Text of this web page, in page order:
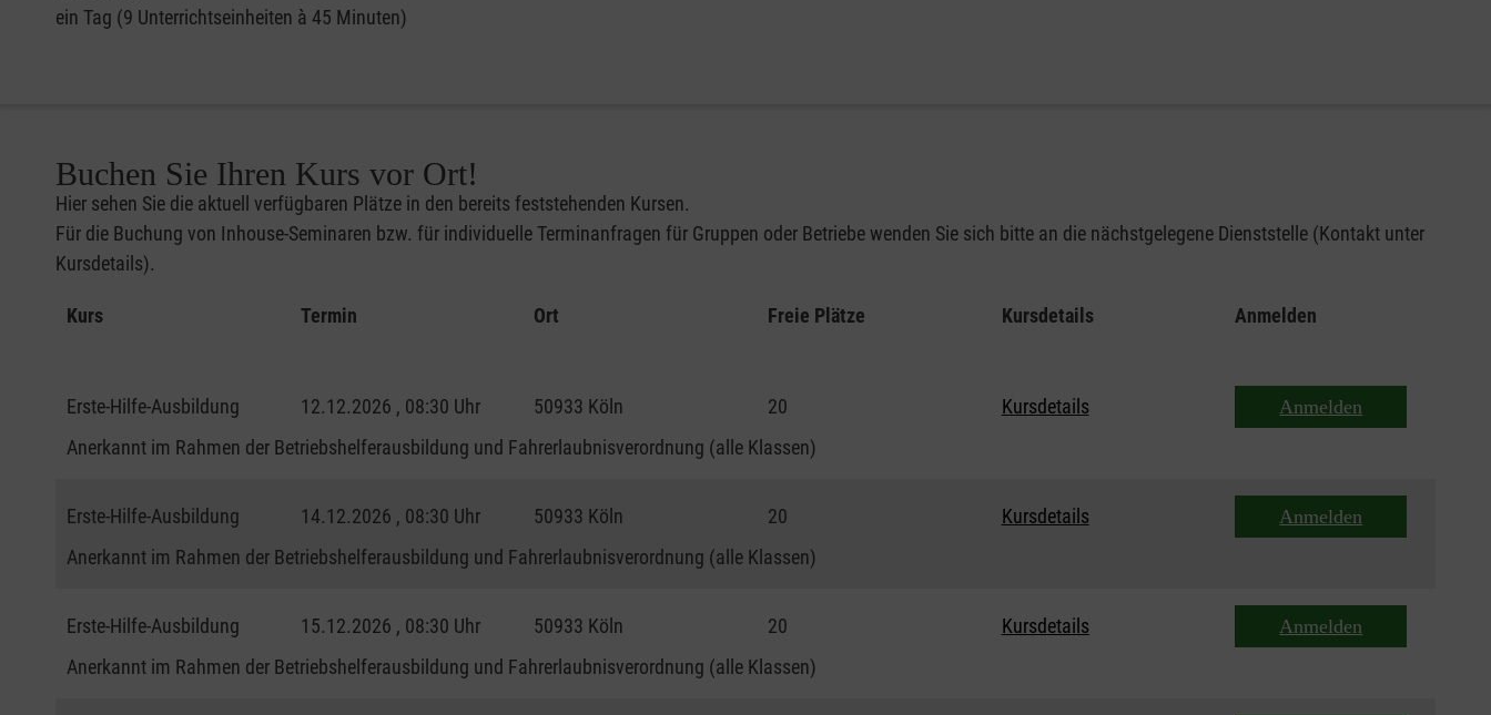
ein Tag (9 Unterrichtseinheiten à 45 Minuten)
Buchen Sie Ihren Kurs vor Ort!
Hier sehen Sie die aktuell verfügbaren Plätze in den bereits feststehenden Kursen.
Für die Buchung von Inhouse-Seminaren bzw. für individuelle Terminanfragen für Gruppen oder Betriebe wenden Sie sich bitte an die nächstgelegene Dienststelle (Kontakt unter
Kursdetails).
Kurs Termin Ort Freie Plätze Kursdetails Anmelden
Erste-Hilfe-Ausbildung 12.12.2026 , 08:30 Uhr 50933 Köln 20 Kursdetails Anmelden
Anerkannt im Rahmen der Betriebshelferausbildung und Fahrerlaubnisverordnung (alle Klassen)
Erste-Hilfe-Ausbildung 14.12.2026 , 08:30 Uhr 50933 Köln 20 Kursdetails Anmelden
Anerkannt im Rahmen der Betriebshelferausbildung und Fahrerlaubnisverordnung (alle Klassen)
Erste-Hilfe-Ausbildung 15.12.2026 , 08:30 Uhr 50933 Köln 20 Kursdetails Anmelden
Anerkannt im Rahmen der Betriebshelferausbildung und Fahrerlaubnisverordnung (alle Klassen)